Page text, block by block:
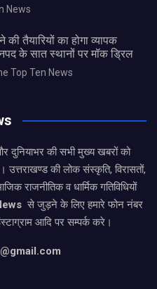
News
तैयारियों का होगा व्यापक
के सात स्थानों पर मॉक ड्रिल
Top Ten News
दुनियाभर की सभी मुख्य खबरों को
उत्तराखण्ड की लोक संस्कृति, विरासतों,
राजनीतिक व धार्मिक गतिविधियों
से जुड़ने के लिए हमारे फोन नंबर
आदि पर सम्पर्क करे।